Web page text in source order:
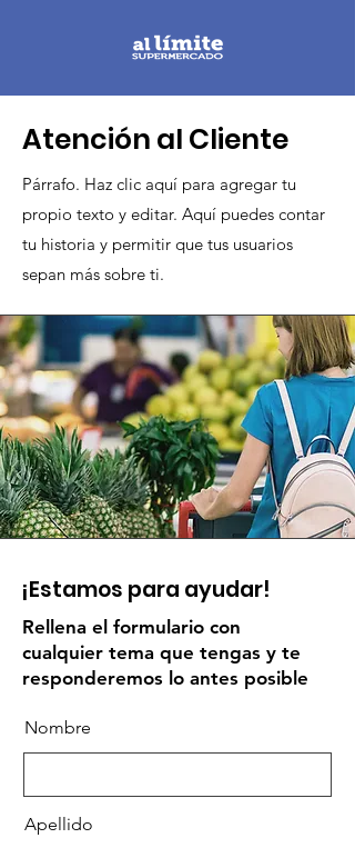
Atención al Cliente
Párrafo. Haz clic aquí para agregar tu
propio texto y editar. Aquí puedes contar
tu historia y permitir que tus usuarios
sepan más sobre ti.
¡Estamos para ayudar!
Rellena el formulario con
cualquier tema que tengas y te
responderemos lo antes posible
Nombre
Apellido